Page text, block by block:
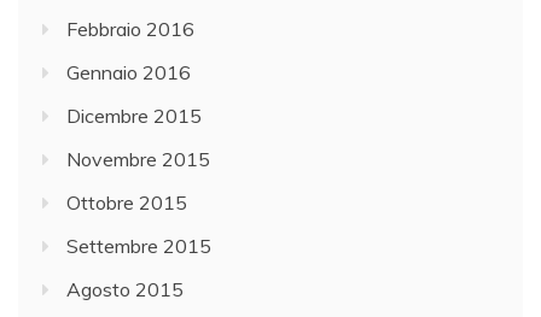
Febbraio 2016
Gennaio 2016
Dicembre 2015
Novembre 2015
Ottobre 2015
Settembre 2015
Agosto 2015